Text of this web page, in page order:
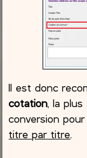
Il est donc
cotation, la
conversion
titre par titre.